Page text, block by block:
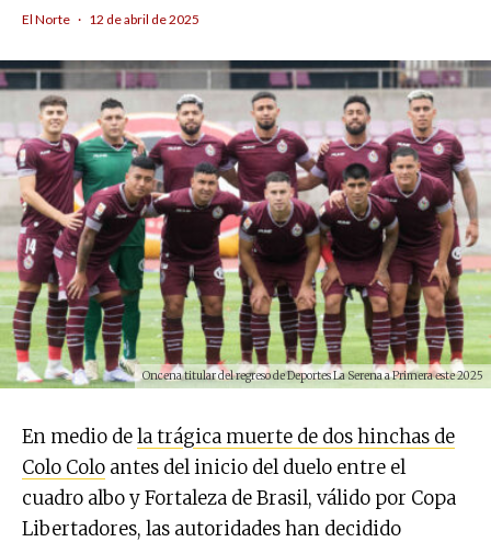
El Norte · 12 de abril de 2025
Oncena titular del regreso de Deportes La Serena a Primera este 2025
En medio dela trágica muerte de dos hinchas de
Colo Colo antes del inicio del duelo entre el
cuadro albo y Fortaleza de Brasil, válido por Copa
Libertadores, las autoridades han decidido